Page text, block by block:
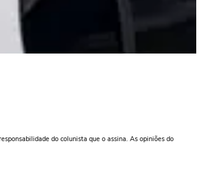
do colunista que o assina. As opiniões do